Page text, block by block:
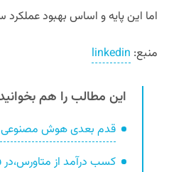
اما این پایه و اساس بهبود
منبع: linkedin
این مطالب را هم
قدم بعدی هوش مصنوعی در سال
کسب درآمد از